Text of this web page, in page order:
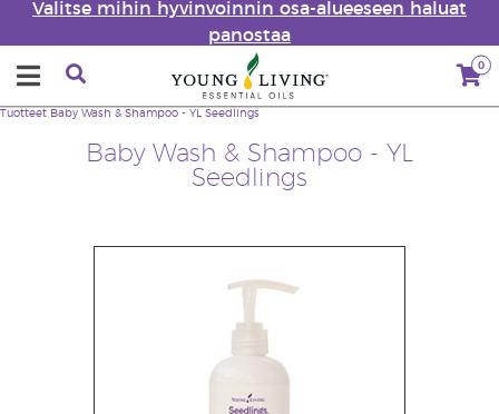
Valitse mihin hyvinvoinnin osa-alueeseen haluat
panostaa
0
Baby Wash & Shampoo - YL
Seedlings
Tuotteet Baby Wash & Shampoo - YL Seedlings